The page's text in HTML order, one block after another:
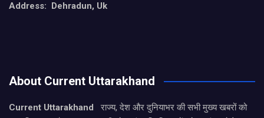
Address: Dehradun, Uk
About Current Uttarakhand
Current Uttarakhand
राज्य, देश और दुनियाभर की सभी मुख्य खबरों को